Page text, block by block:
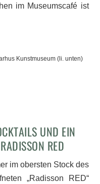
im Museumscafé ist
Kunstmuseum (li. unten)
UND EIN
RED
im obersten Stock des
„Radisson RED“